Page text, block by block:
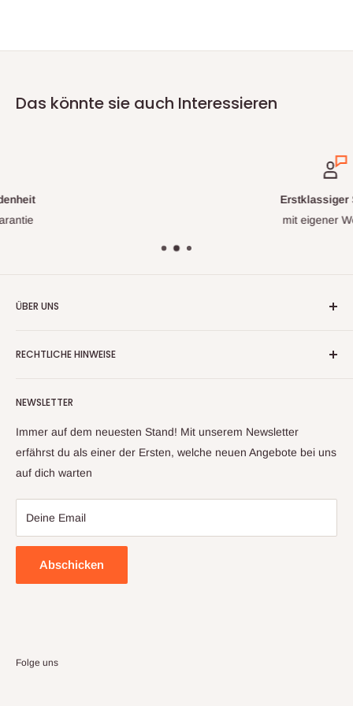
Das könnte sie auch Interessieren
ÜBER UNS
Lieferantennetzwerk, können wir ihnen ein großes Sortiment
an Artikeln anbieten. Sollte sich trotz sorgfältiger Prüfung mal
ein Artikel zu ihnen auf den Weg gemacht haben, welcher
nicht ihren Erwartungen entspricht, kontaktieren sie uns bitte
RECHTLICHE HINWEISE
Impressum
Datenschutzerklärung
Widerrufsbelehrung & Widerrufsformula
Allgemeine Geschäftsbedingungen
NEWSLETTER
Immer auf dem neuesten Stand! Mit unserem Newsletter
erfährst du als einer der Ersten, welche neuen Angebote bei uns
auf dich warten
Deine Email
Abschicken
Folge uns